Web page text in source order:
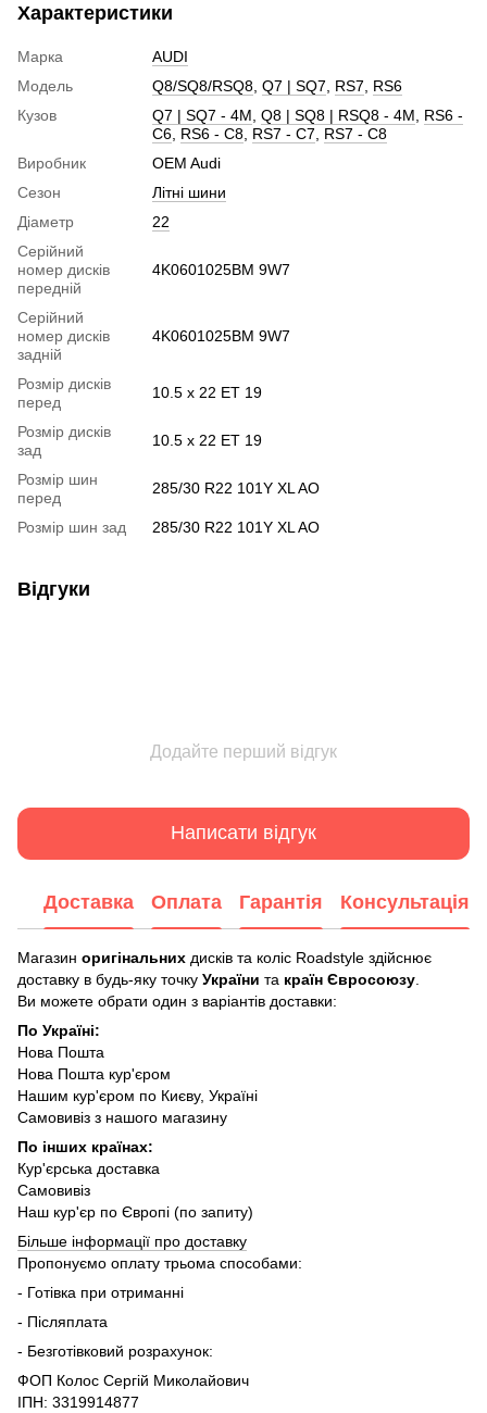
Характеристики
Марка
AUDI
Модель
Q8/SQ8/RSQ8 Q7 | SQ7 RS7
RS6
Кузов
Q7 | SQ7 - 4M Q8 | SQ8 | RSQ8 - 4M
RS6 -
C6 RS6 - C8 RS7 - C7
RS7 - C8
Виробник
OEM Audi
Сезон
Літні шини
Діаметр
22
Серійний
номер дисків
передній
4K0601025BM 9W7
Серійний
номер дисків
задній
4K0601025BM 9W7
Розмір дисків
перед
10.5 x 22 ET 19
Розмір дисків
зад
10.5 x 22 ET 19
Розмір шин
перед
285/30 R22 101Y XL AO
Розмір шин зад 285/30 R22 101Y XL AO
Відгуки
Додайте перший відгук
Написати відгук
Доставка Оплата Гарантія Консультація
Магазин оригінальних дисків та коліс Roadstyle здійснює
доставку в будь-яку точку України та країн Євросоюзу
Ви можете обрати один з варіантів доставки:
По Україні:
Нова Пошта
Нова Пошта кур'єром
Нашим кур'єром по Києву, Україні
Самовивіз з нашого магазину
По інших країнах:
Кур'єрська доставка
Самовивіз
Наш кур'єр по Європі (по запиту)
Більше інформації про доставку
Пропонуємо оплату трьома способами:
- Готівка при отриманні
- Післяплата
- Безготівковий розрахунок:
ФОП Колос Сергій Миколайович
ІПН: 3319914877